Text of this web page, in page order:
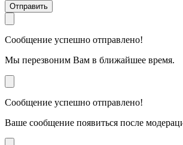
Отправить
Сообщение успешно отправлено!
Мы перезвоним Вам в ближайшее время.
Сообщение успешно отправлено!
Ваше сообщение появиться после